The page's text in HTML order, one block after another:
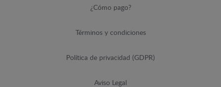
¿Cómo pago?
Términos y condiciones
Política de privacidad (GDPR)
Aviso Legal